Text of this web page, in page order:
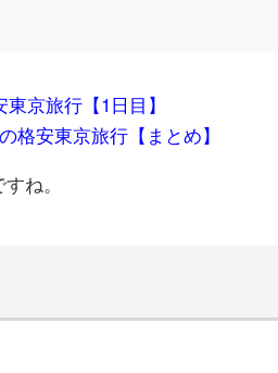
京旅行【1日目】
格安東京旅行【まとめ】
ね。